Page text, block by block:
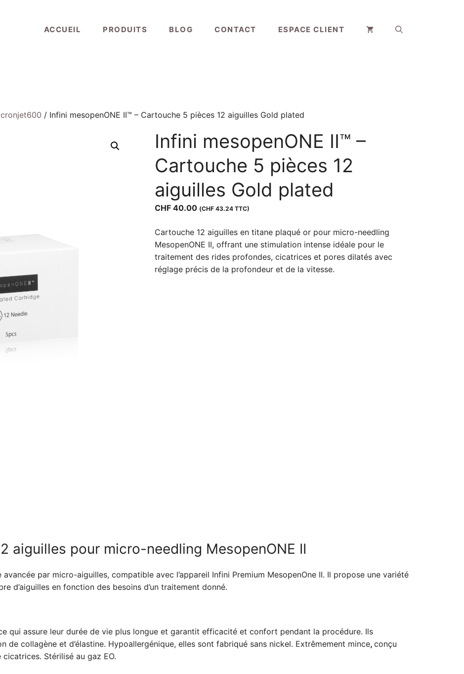
ACCUEIL PRODUITS BLOG CONTACT ESPACE CLIENT
/ Infini mesopenONE II™ – Cartouche 5 pièces 12 aiguilles Gold plated
Infini mesopenONE II™ –
Cartouche 5 pièces 12
aiguilles Gold plated
CHF40.00 (CHF43.24TTC)
Cartouche 12 aiguilles en titane plaqué or pour micro-needling
MesopenONE II, offrant une stimulation intense idéale pour le
traitement des rides profondes, cicatrices et pores dilatés avec
réglage précis de la profondeur et de la vitesse.
aiguilles pour micro-needling MesopenONE II
par micro-aiguilles, compatible avec l’appareil Infini Premium MesopenOne II. Il propose une variété
d’aiguilles en fonction des besoins d’un traitement donné.
qui assure leur durée de vie plus longue et garantit efficacité et confort pendant la procédure. Ils
de collagène et d’élastine. Hypoallergénique, elles sont fabriqué sans nickel. Extrêmement mince, conçu
Stérilisé au gaz EO.